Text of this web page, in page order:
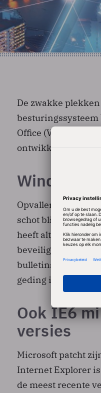
De zwakke
Office (Visio 2010),
ontwikkelaars
Windows
Opvallend daarbij
schot blijft, terwijl
heeft altijd gezegd
beveiligd zijn dan
bulletins Windows
geding is.
Ook IE6
versies
Microsoft patcht
Internet Explorer
de meest recente